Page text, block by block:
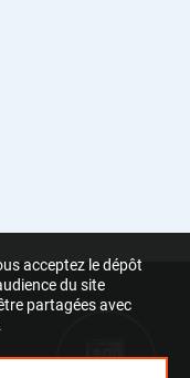
acceptez le dépôt
du site
partagées avec